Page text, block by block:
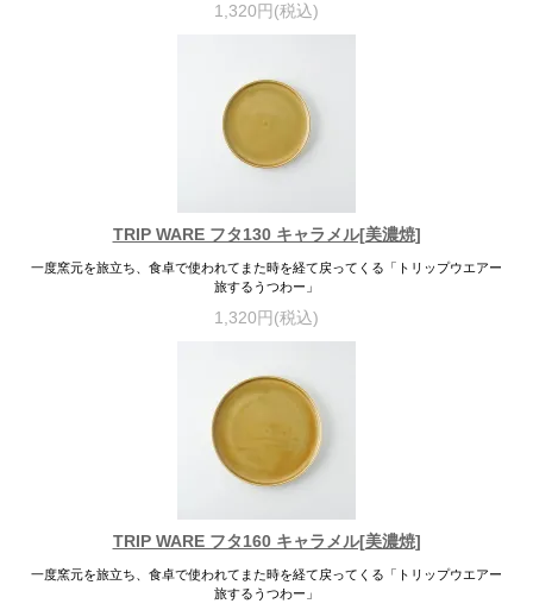
1,320円(税込)
TRIP WARE フタ130 キャラメル[美濃焼]
一度窯元を旅立ち、食卓で使われてまた時を経て戻ってくる「トリップウエアー
旅するうつわー」
1,320円(税込)
TRIP WARE フタ160 キャラメル[美濃焼]
一度窯元を旅立ち、食卓で使われてまた時を経て戻ってくる「トリップウエアー
旅するうつわー」